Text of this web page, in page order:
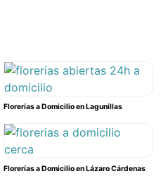
Florerías a Domicilio en Lagunillas
Florerías a Domicilio en Lázaro Cárdenas